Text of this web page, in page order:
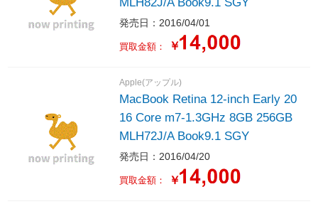
発売日：2016/04/01
買取金額： ￥
Apple(アップル)
MacBook Retina 12-inch Early 20
16 Core m7-1.3GHz 8GB 256GB
MLH72J/A Book9.1 SGY
発売日：2016/04/20
買取金額： ￥